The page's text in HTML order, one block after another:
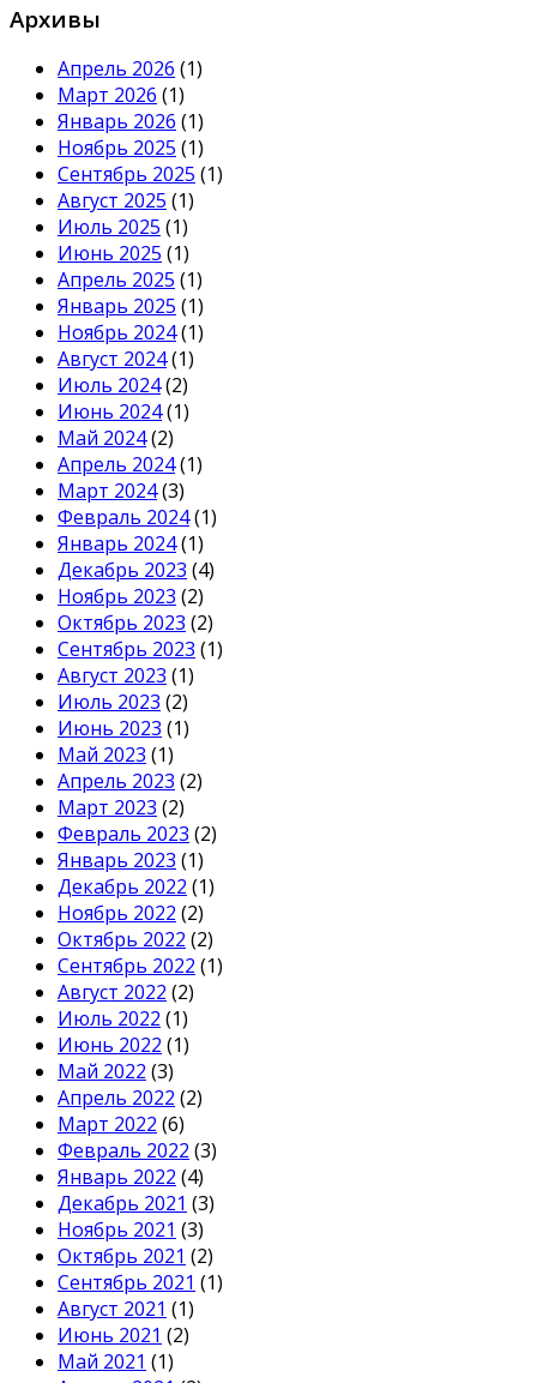
Архивы
Апрель 2026 (1)
Март 2026 (1)
Январь 2026 (1)
Ноябрь 2025 (1)
Сентябрь 2025 (1)
Август 2025 (1)
Июль 2025 (1)
Июнь 2025 (1)
Апрель 2025 (1)
Январь 2025 (1)
Ноябрь 2024(1)
Август 2024(1)
Июль 2024(2)
Июнь 2024(1)
Май 2024(2)
Апрель 2024(1)
Март 2024(3)
Февраль 2024(1)
Январь 2024(1)
Декабрь 2023 (4)
Ноябрь 2023 (2)
Октябрь 2023 (2)
Сентябрь 2023 (1)
Август 2023 (1)
Июль 2023 (2)
Июнь 2023 (1)
Май 2023 (1)
Апрель 2023 (2)
Март 2023 (2)
Февраль 2023 (2)
Январь 2023 (1)
Декабрь 2022 (1)
Ноябрь 2022 (2)
Октябрь 2022 (2)
Сентябрь 2022 (1)
Август 2022 (2)
Июль 2022 (1)
Июнь 2022 (1)
Май 2022 (3)
Апрель 2022 (2)
Март 2022 (6)
Февраль 2022 (3)
Январь 2022 (4)
Декабрь 2021 (3)
Ноябрь 2021 (3)
Октябрь 2021 (2)
Сентябрь 2021 (1)
Август 2021 (1)
Июнь 2021 (2)
Май 2021 (1)